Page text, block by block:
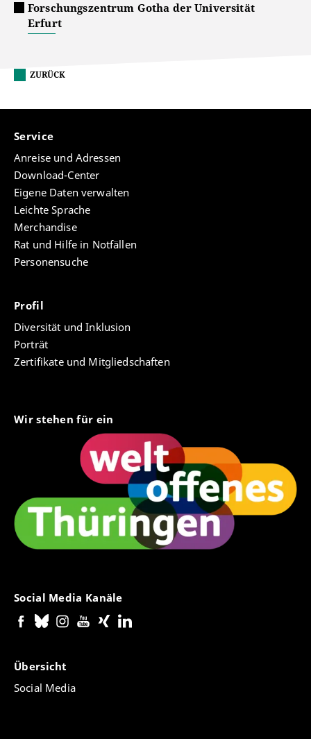
Forschungszentrum Gotha der Universität
Erfurt
ZURÜCK
Service
Anreise und Adressen
Download-Center
Eigene Daten verwalten
Leichte Sprache
Merchandise
Rat und Hilfe in Notfällen
Personensuche
Profil
Diversität und Inklusion
Porträt
Zertifikate und Mitgliedschaften
Wir stehen für ein
Social Media Kanäle
Übersicht
Social Media